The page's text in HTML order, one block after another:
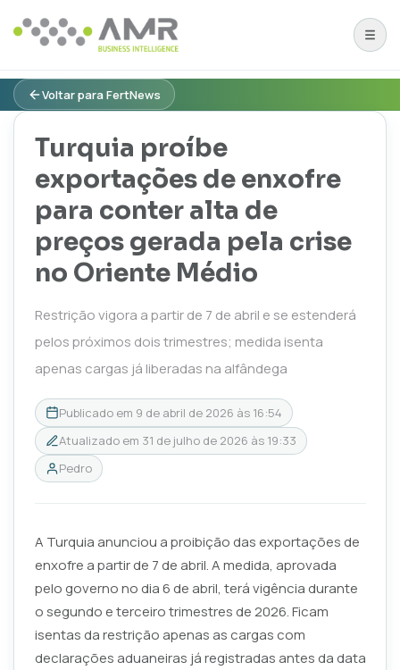
Voltar para FertNews
Turquia proíbe
exportações de enxofre
para conter alta de
preços gerada pela crise
no Oriente Médio
Restrição vigora a partir de 7 de abril e se estenderá
pelos próximos dois trimestres; medida isenta
apenas cargas já liberadas na alfândega
Publicado em 9 de abril de 2026 às 16:54
Atualizado em 31 de julho de 2026 às 19:33
Pedro
A Turquia anunciou a proibição das exportações de
enxofre a partir de 7 de abril. A medida, aprovada
pelo governo no dia 6 de abril, terá vigência durante
o segundo e terceiro trimestres de 2026. Ficam
isentas da restrição apenas as cargas com
declarações aduaneiras já registradas antes da data